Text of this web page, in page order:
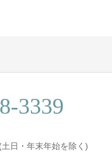
3339
日・年末年始を除く)